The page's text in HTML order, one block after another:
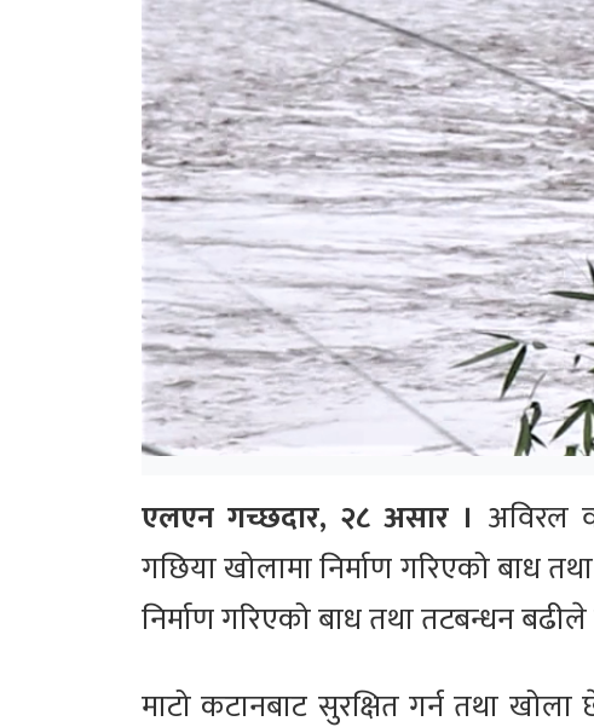
एलएन गच्छदार, २८ असार । अविरल
गछिया खोलामा निर्माण गरिएको बाध
निर्माण गरिएको बाध तथा तटबन्धन
माटो कटानबाट सुरक्षित गर्न तथा